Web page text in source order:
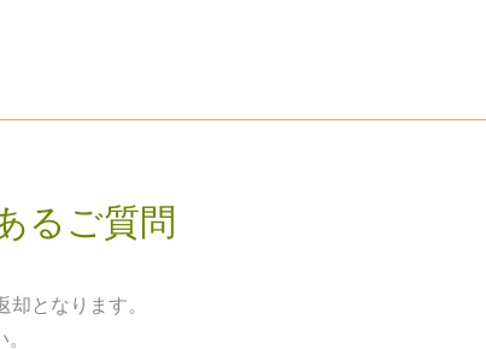
るご質問
となります。